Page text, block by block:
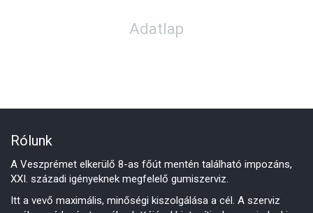
Adatlap
Rólunk
A Veszprémet elkerülő 8-as főút mentén található impozáns,
XXI. századi igényeknek megfelelő gumiszerviz.
Itt a vevő maximális, minőségi kiszolgálása a cél. A szerviz